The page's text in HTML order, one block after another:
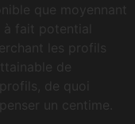
que moyennant
fait potential
les profils
de
de quoi
un centime.